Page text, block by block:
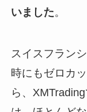
いました。
スイスフラン
時にもゼロカ
ら、